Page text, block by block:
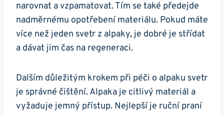
narovnat a vzpamatovat. Tím​ se‍ také předejde
nadměrnému opotřebení ‍materiálu. Pokud máte
⁤více než jeden svetr z alpaky, je ‍dobré je střídat​
a dávat⁤ jim čas na regeneraci.
Dalším důležitým krokem při péči o alpaku‍ svetr
je správné ​čištění. Alpaka je citlivý ​materiál a
vyžaduje jemný​ přístup.⁣ Nejlepší je ruční praní